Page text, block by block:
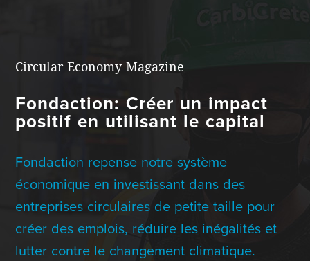
Blog
+1 (604) 488 1097
Circular Economy Magazine
Fondaction: Créer un impact
positif en utilisant le capital
Fondaction repense notre système
économique en investissant dans des
entreprises circulaires de petite taille pour
créer des emplois, réduire les inégalités et
lutter contre le changement climatique.